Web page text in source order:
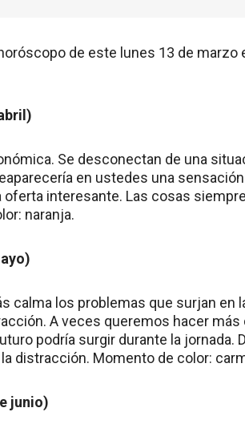
de este lunes 13 de marzo
Se desconectan de una
en ustedes una
oferta interesante. Las cosas
naranja.
calma los problemas que surjan en
A veces queremos hacer
podría surgir durante la jornada.
distracción. Momento de color:
junio)